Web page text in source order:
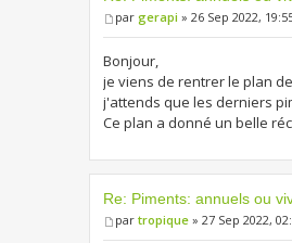
par gerapi » 26 Sep 2022,
Bonjour,
je viens de rentrer le plan
j'attends que les derniers
Ce plan a donné un belle
Re: Piments: annuels ou
par tropique » 27 Sep 2022,